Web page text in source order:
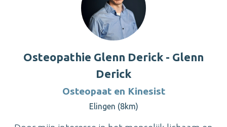
Osteopathie Glenn Derick - Glenn
Derick
Osteopaat en Kinesist
Elingen (8km)